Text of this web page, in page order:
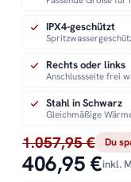
1.057,95 € Du
406,95 €inkl.
IPX4-geschützt
Rechts oder links
Anschlussseite frei
Stahl in Schwarz
Gleichmäßige